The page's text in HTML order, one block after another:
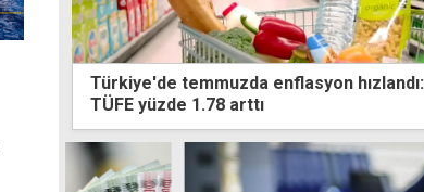
Türkiye'de temmuzda enflasyon hızlandı:
TÜFE yüzde 1.78 arttı